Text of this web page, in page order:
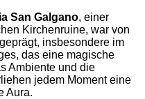
San Galgano, einer
Kirchenruine, war von
insbesondere im
das eine magische
Ambiente und die
jedem Moment eine
Aura.